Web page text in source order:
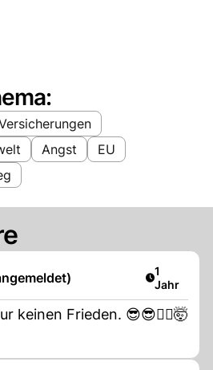
Angst
EU
Artikel
1
Jahr
keinen Frieden. 😎😎🤷‍♂️🤯